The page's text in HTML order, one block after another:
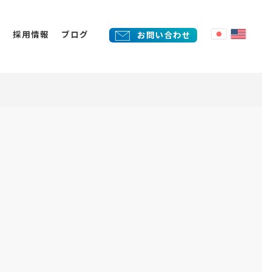
採用情報 ブログ お問い合わせ